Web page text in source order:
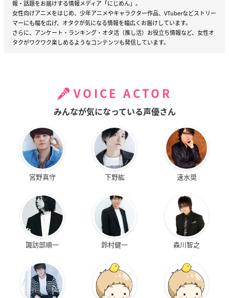
報・話題をお届けする情報メディア「にじめん」。
女性向けアニメをはじめ、少年アニメやキャラクター作品、VTuberなどストリー
マーにも幅を広げ、オタクが気になる情報を幅広くお届けしています。
さらに、アンケート・ランキング・オタ活（推し活）お役立ち情報など、女性オ
タクがワクワク楽しめるようなコンテンツも発信しています。
VOICE ACTOR
みんなが気になっている声優さん
宮野真守 下野紘 速水奨
諏訪部順一 鈴村健一 森川智之